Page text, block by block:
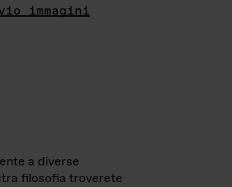
immagini
a diverse
filosofia troverete